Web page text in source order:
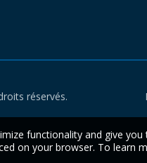
réservés.
functionality and give
on your browser. To learn